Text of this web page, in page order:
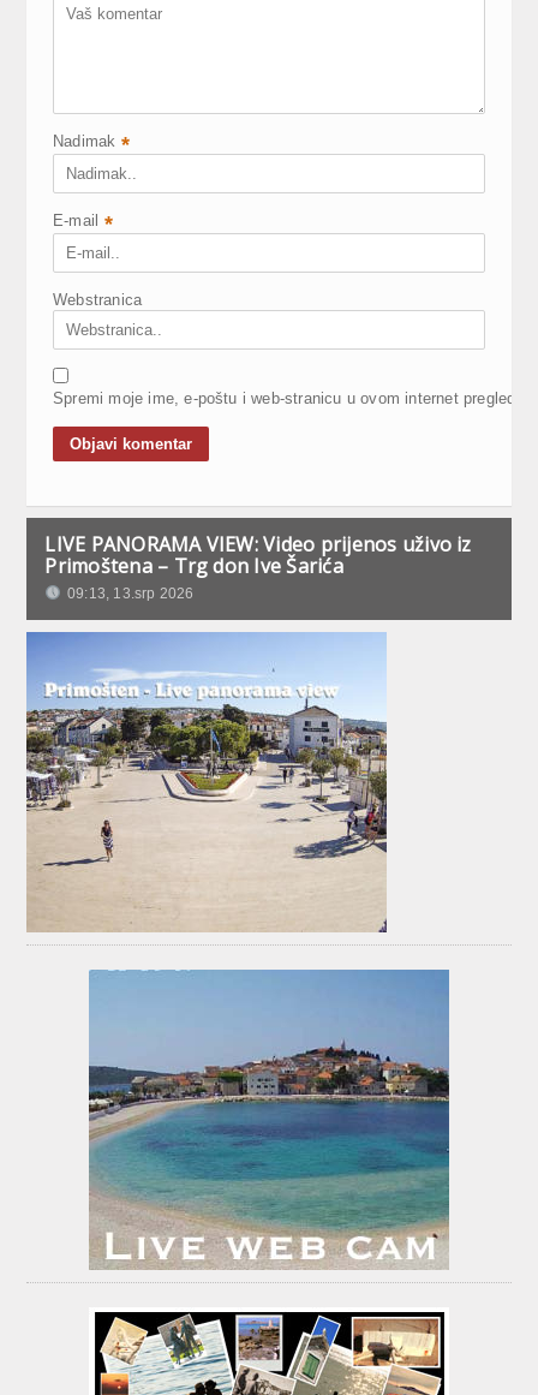
Nadimak *
E-mail *
Webstranica
Spremi moje ime, e-poštu i web-stranicu u ovom internet
LIVE PANORAMA VIEW: Video prijenos uživo iz
Primoštena – Trg don Ive Šarića
09:13, 13.srp 2026